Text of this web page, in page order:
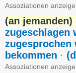
Assoziationen
(an jemanden)
zugeschlagen
zugesprochen
bekommen ·
Assoziationen